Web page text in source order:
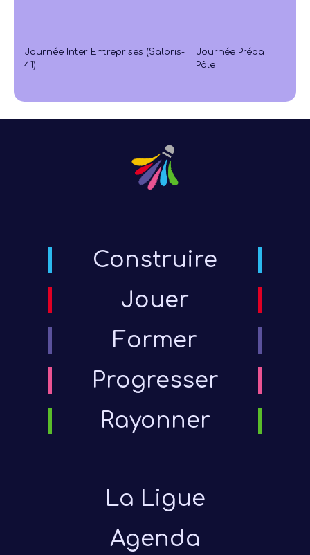
Journée Inter Entreprises (Salbris-
41)
Journée Prépa
Pôle
Construire
Jouer
Former
Progresser
Rayonner
La Ligue
Agenda